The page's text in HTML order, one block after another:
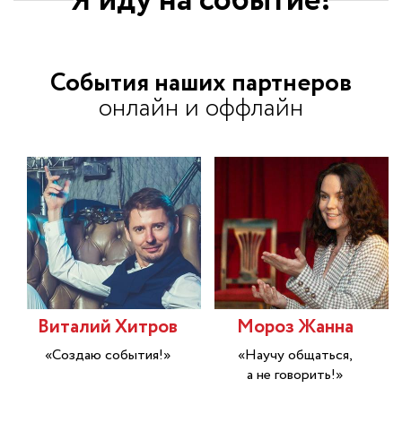
События наших партнеров
онлайн и оффлайн
Виталий Хитров
«Создаю события!»
Мороз Жанна
«Научу общаться,
а не говорить!»